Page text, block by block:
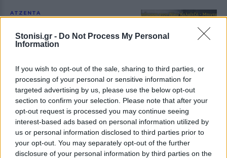
Stonisi.gr - Do Not Process My Personal
Information
If you wish to opt-out of the sale, sharing to third parties, or
processing of your personal or sensitive information for
targeted advertising by us, please use the below opt-out
section to confirm your selection. Please note that after your
opt-out request is processed you may continue seeing
interest-based ads based on personal information utilized by
us or personal information disclosed to third parties prior to
your opt-out. You may separately opt-out of the further
disclosure of your personal information by third parties on the
ΑΤΖΕΝΤΑ
Μπινταγιάλα στον Μεσότοπο
Μουσική, φωτογραφία και
δραματοποίηση συνθέτουν την
των οργάνων» τη Δευτέρα 10
Αυγούστου
ΠΕΡΙΒΑΛΛΟΝ
Πενθήμερο υψηλών
θερμοκρασιών στη Μυτιλήνη
Στους 38 βαθμούς ο υδράργυρος
την Κυριακή – Από 3 έως 5 μποφόρ
οι άνεμοι στην περιοχή